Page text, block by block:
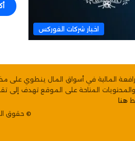
اخبار شركات الفوركس
المالية في أسواق المال ينطوي على
والمحتويات المتاحة على الموقع تهدف إلى
هنا
© حقوق النشر 2026، جميع